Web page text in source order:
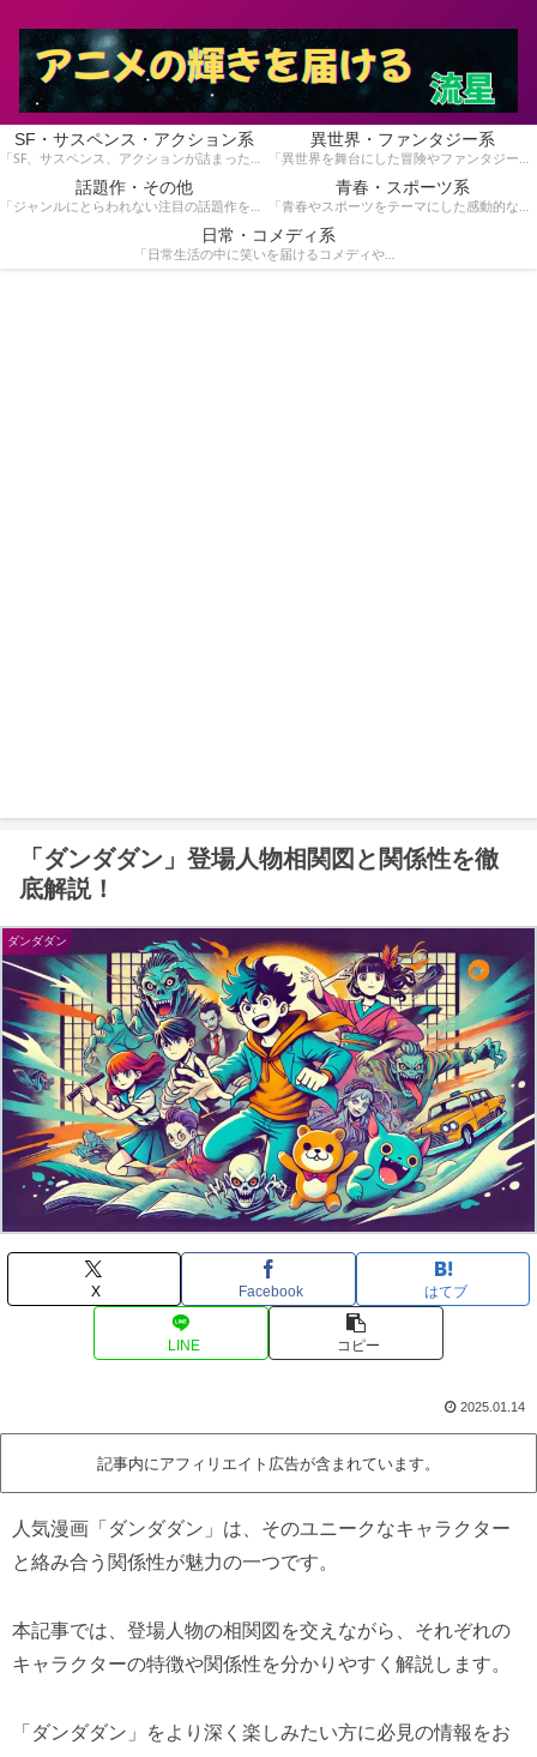
SF・サスペンス・アクション系 異世界・ファンタジー系
話題作・その他 青春・スポーツ系
日常・コメディ系
「ダンダダン」登場人物相関図と関係性を徹
底解説！
ダンダダン
X Facebook はてブ
LINE コピー
2025.01.14
記事内にアフィリエイト広告が含まれています。
人気漫画「ダンダダン」は、そのユニークなキャラクター
と絡み合う関係性が魅力の一つです。
本記事では、登場人物の相関図を交えながら、それぞれの
キャラクターの特徴や関係性を分かりやすく解説します。
「ダンダダン」をより深く楽しみたい方に必見の情報をお